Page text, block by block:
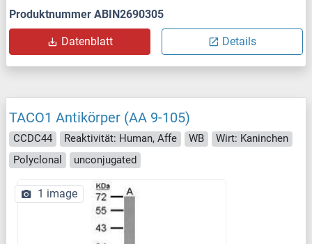
Produktnummer ABIN2690305
Datenblatt Details
TACO1 Antikörper (AA 9-105)
CCDC44 Reaktivität: Human, Affe WB
Wirt: Kaninchen
Polyclonal
unconjugated
1 image